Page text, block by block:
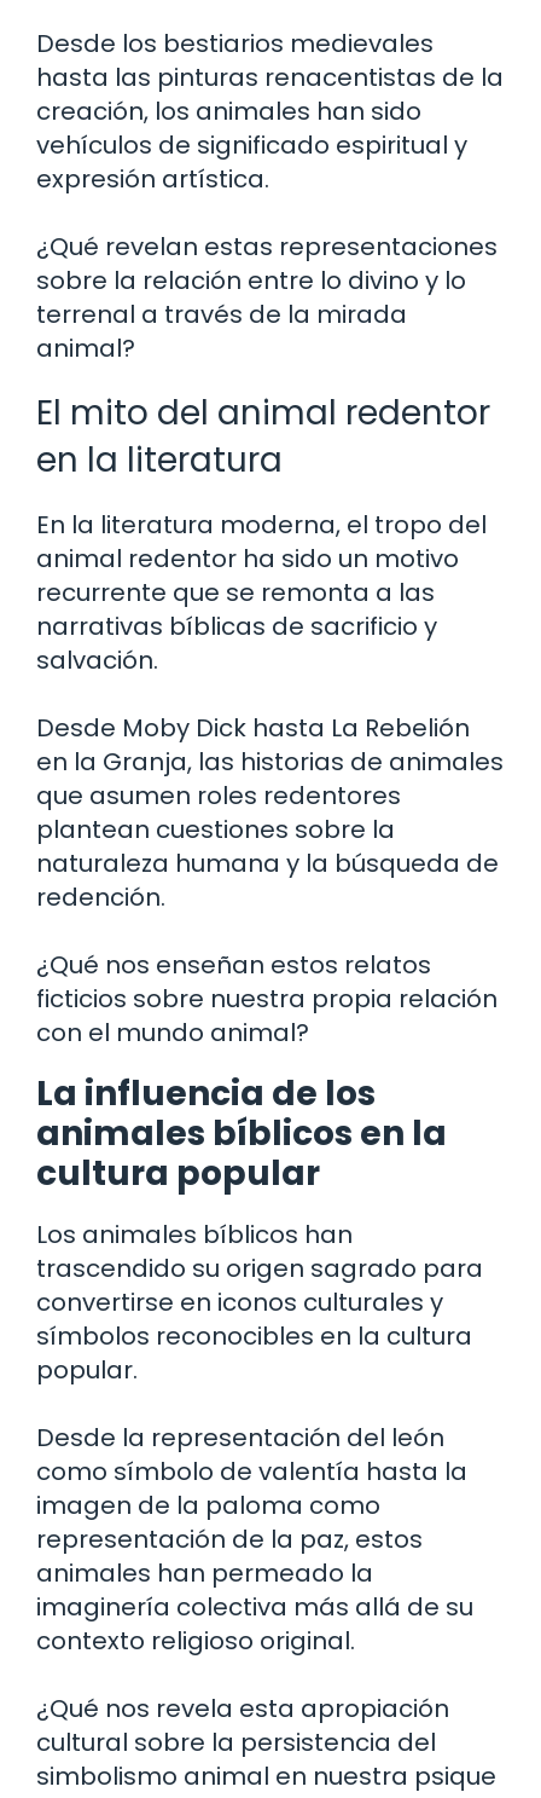
Desde los bestiarios medievales
hasta las pinturas renacentistas de la
creación, los animales han sido
vehículos de significado espiritual y
expresión artística.
¿Qué revelan estas representaciones
sobre la relación entre lo divino y lo
terrenal a través de la mirada
animal?
El mito del animal redentor
en la literatura
En la literatura moderna, el tropo del
animal redentor ha sido un motivo
recurrente que se remonta a las
narrativas bíblicas de sacrificio y
salvación.
Desde Moby Dick hasta La Rebelión
en la Granja, las historias de animales
que asumen roles redentores
plantean cuestiones sobre la
naturaleza humana y la búsqueda de
redención.
¿Qué nos enseñan estos relatos
ficticios sobre nuestra propia relación
con el mundo animal?
La influencia de los
animales bíblicos en la
cultura popular
Los animales bíblicos han
trascendido su origen sagrado para
convertirse en iconos culturales y
símbolos reconocibles en la cultura
popular.
Desde la representación del león
como símbolo de valentía hasta la
imagen de la paloma como
representación de la paz, estos
animales han permeado la
imaginería colectiva más allá de su
contexto religioso original.
¿Qué nos revela esta apropiación
cultural sobre la persistencia del
simbolismo animal en nuestra psique